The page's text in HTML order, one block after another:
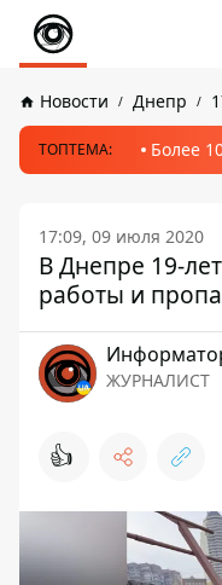
Новости Днепр
ТОПТЕМА: Более
17:09, 09 июля 2020
В Днепре 19-
работы и
ЖУРНАЛИСТ
👍